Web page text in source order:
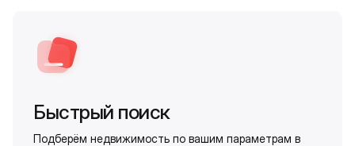
Быстрый поиск
Подберём недвижимость по вашим параметрам в